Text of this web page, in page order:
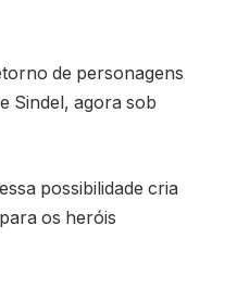
de personagens
Sindel, agora sob
possibilidade cria
os heróis